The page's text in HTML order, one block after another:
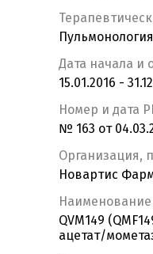
Пульмонология
Дата начала и
15.01.2016 -
Номер и дата
№ 163 от
Организация,
Новартис
Наименование
QVM149
ацетат/